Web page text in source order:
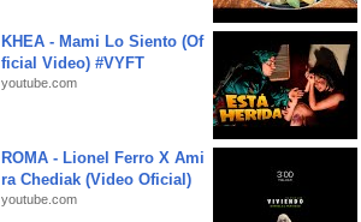
KHEA - Mami Lo Siento (Of
ficial Video) #VYFT
youtube.com
ROMA - Lionel Ferro X Ami
ra Chediak (Video Oficial)
youtube.com